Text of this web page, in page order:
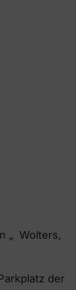
„ Wolters,
der